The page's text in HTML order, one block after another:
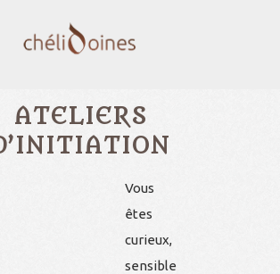
ATELIERS
Vous
êtes
curieux,
sensible